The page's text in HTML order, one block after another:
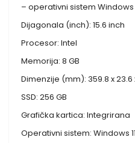
– operativni sistem Windows
Dijagonala (inch): 15.6 inch
Procesor: Intel
Memorija: 8 GB
Dimenzije (mm): 359.8 x 23.6
SSD: 256 GB
Grafička kartica: Integrirana
Operativni sistem: Windows